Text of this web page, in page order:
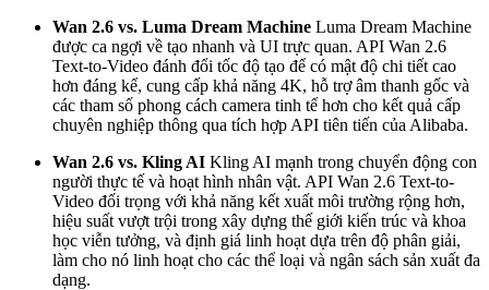
Wan 2.6 vs. Luma Dream Machine Luma Dream Machine
được ca ngợi về tạo nhanh và UI trực quan. API Wan 2.6
Text-to-Video đánh đổi tốc độ tạo để có mật độ chi tiết cao
hơn đáng kể, cung cấp khả năng 4K, hỗ trợ âm thanh gốc và
các tham số phong cách camera tinh tế hơn cho kết quả cấp
chuyên nghiệp thông qua tích hợp API tiên tiến của Alibaba.
Wan 2.6 vs. Kling AI Kling AI mạnh trong chuyển động con
người thực tế và hoạt hình nhân vật. API Wan 2.6 Text-to-
Video đối trọng với khả năng kết xuất môi trường rộng hơn,
hiệu suất vượt trội trong xây dựng thế giới kiến trúc và khoa
học viễn tưởng, và định giá linh hoạt dựa trên độ phân giải,
làm cho nó linh hoạt cho các thể loại và ngân sách sản xuất đa
dạng.